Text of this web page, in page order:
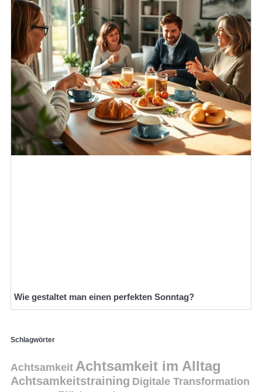
Wie gestaltet man einen perfekten Sonntag?
Schlagwörter
Achtsamkeit Achtsamkeit im Alltag
Achtsamkeitstraining Digitale Transformation